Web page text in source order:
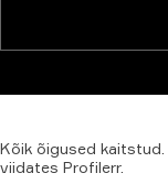
Kõik õigused kaitstud.
viidates Profilerr.